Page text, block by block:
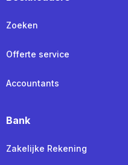
Zoeken
Offerte service
Accountants
Bank
Zakelijke Rekening